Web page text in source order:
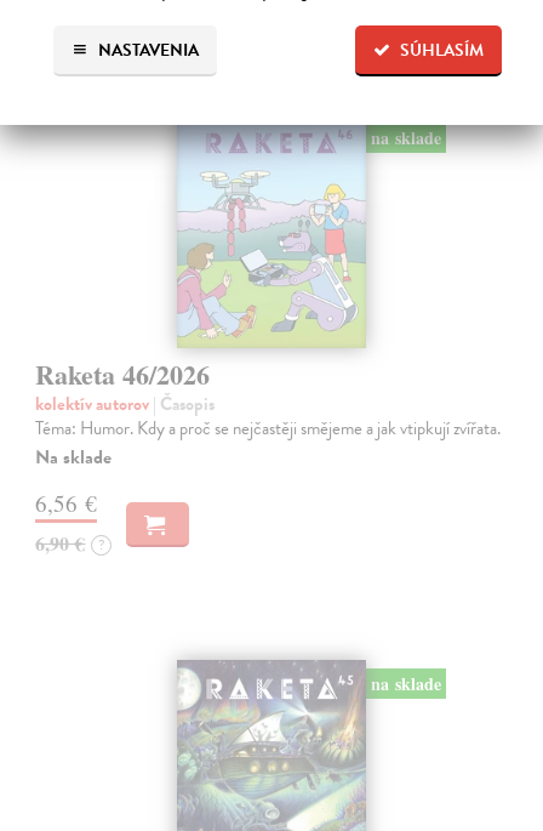
SÚHLASÍM
NASTAVENIA
na sklade
Raketa 46/2026
kolektív autorov| Časopis
Téma: Humor. Kdy a proč se nejčastěji smějeme a jak vtipkují zvířata.
Na sklade
6,56 €
6,90 € ?
na sklade